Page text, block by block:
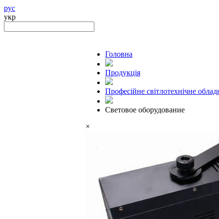
рус
укр
Головна
Продукцiя
Професійне світлотехнічне
Световое оборудование
×